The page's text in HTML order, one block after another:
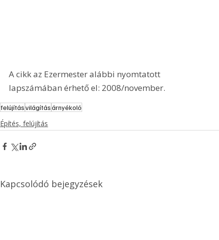
A cikk az Ezermester alábbi nyomtatott
lapszámában érhető el: 2008/november.
felújításvilágításárnyékoló
Építés, felújítás
Kapcsolódó bejegyzések